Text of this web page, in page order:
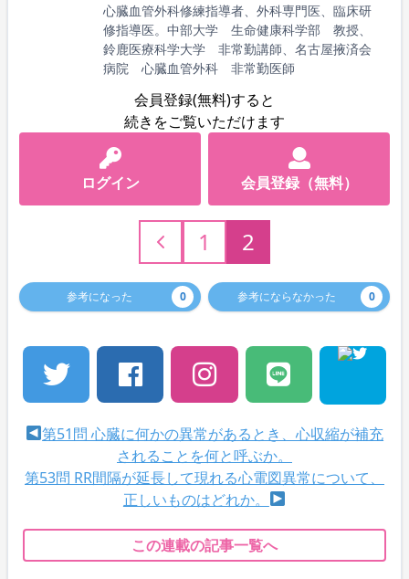
心臓血管外科修練指導者、外科専門医、臨床研
修指導医。中部大学 生命健康科学部 教授、
鈴鹿医療科学大学 非常勤講師、名古屋掖済会
病院 心臓血管外科 非常勤医師
会員登録(無料)すると
続きをご覧いただけます
ログイン 会員登録（無料）
1 2
参考になった 0 参考にならなかった 0
第51問 心臓に何かの異常があるとき、心収縮が補充
されることを何と呼ぶか。
第53問 RR間隔が延長して現れる心電図異常について、
正しいものはどれか。
この連載の記事一覧へ